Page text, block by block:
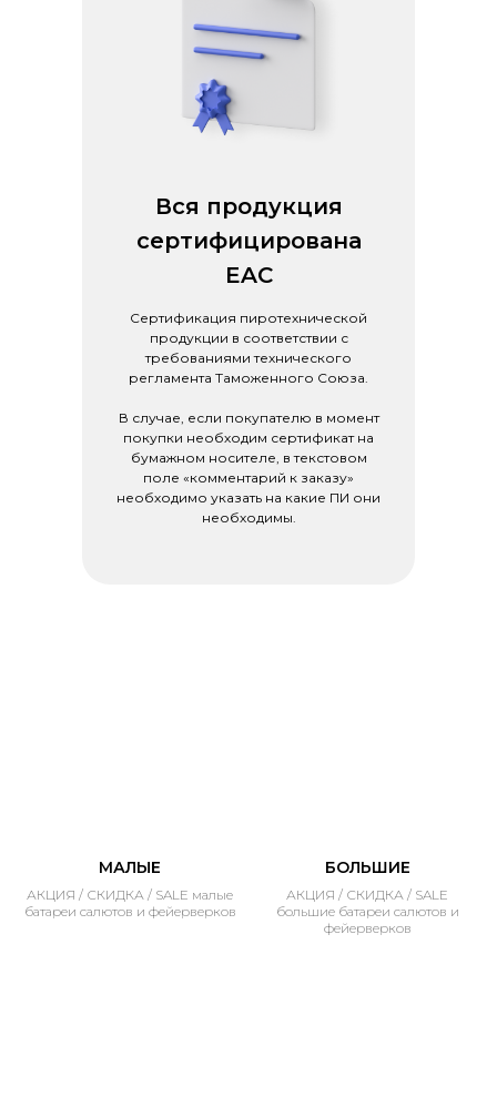
Вся продукция
сертифицирована
EAC
Сертификация пиротехнической
продукции в соответствии с
требованиями технического
регламента Таможенного Союза.
В случае, если покупателю в момент
покупки необходим сертификат на
бумажном носителе, в текстовом
поле «комментарий к заказу»
необходимо указать на какие ПИ они
необходимы.
МАЛЫЕ
АКЦИЯ / СКИДКА / SALE малые
батареи салютов и фейерверков
БОЛЬШИЕ
АКЦИЯ / СКИДКА / SALE
большие батареи салютов и
фейерверков